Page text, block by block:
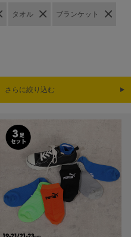
タオル ブランケット
さらに絞り込む